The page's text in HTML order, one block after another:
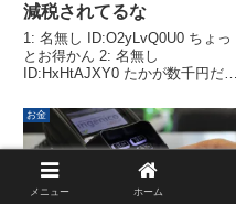
減税されてるな
1: 名無し ID:O2yLvQ0U0 ちょっ
とお得かん 2: 名無し
ID:HxHtAJXY0 たかが数千円だ
>>23万だった 5: 名無し
ID:HxHtAJXY0 >>3あー今月は住
民税...
お金
メニュー ホーム